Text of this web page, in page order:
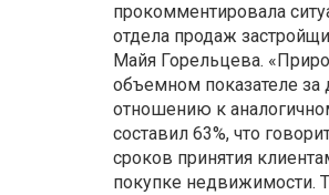
прокомментировала
отдела продаж
Майя Горельцева.
объемном показателе
отношению к
составил 63%, что
сроков принятия
покупке недвижимости.